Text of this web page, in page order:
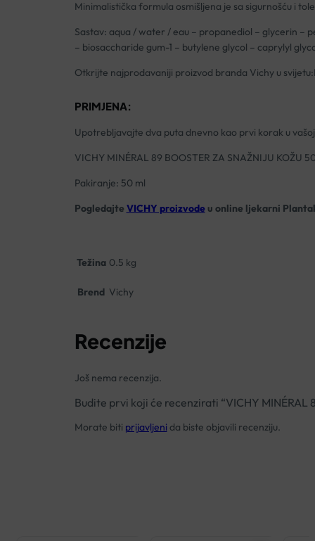
Minimalistička formula osmišljena je sa sigurnošću i
Sastav: aqua / water / eau – propanediol – glycerin
– biosaccharide gum-1 – butylene glycol – caprylyl
Otkrijte najprodavaniji proizvod branda Vichy u
PRIMJENA:
Upotrebljavajte dva puta dnevno kao prvi korak u
VICHY MINÉRAL 89 BOOSTER ZA SNAŽNIJU KOŽU
Pakiranje: 50 ml
Pogledajte VICHY proizvodeu online ljekarni
Težina 0.5 kg
Brend Vichy
Recenzije
Još nema recenzija.
Budite prvi koji će recenzirati “VICHY MINÉRAL
Morate biti prijavljeni da biste objavili recenziju.